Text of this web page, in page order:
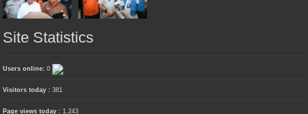
Site Statistics
Users online:0
Visitors today :381
Page views today :1,243